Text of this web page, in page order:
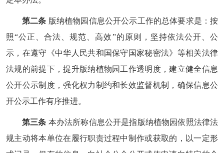
第二条 版纳植物园信息公开公示工作的总体要求是：按
照“公正、合法、规范、高效”的原则，坚持依法公开、公
示，在遵守《中华人民共和国保守国家秘密法》等相关法律
法规的前提下，提升版纳植物园工作透明度，建立健全信息
公开公示制度，强化权力制约和长效监督机制，确保信息公
开公示工作有序推进。
第三条 本办法所称信息公开是指版纳植物园依照法律法
规主动将本单位在履行职责过程中制作或获取的，以一定形